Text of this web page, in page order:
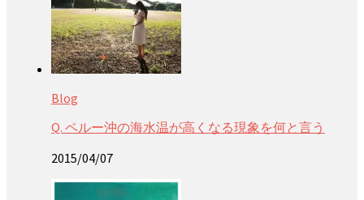
Blog
Q. ペルー沖の海水温が高くなる現象を何と言う
2015/04/07